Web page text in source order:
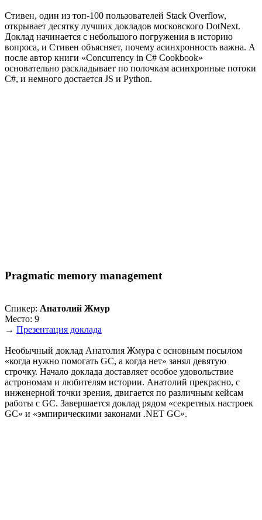
Стивен, один из топ-100 пользователей Stack Overflow,
открывает десятку лучших докладов московского DotNext.
Доклад начинается с небольшого погружения в историю
вопроса, и Стивен объясняет, почему асинхронность важна. А
после автор книги «Concurrency in C# Cookbook»
основательно раскладывает по полочкам асинхронные потоки
C#, и немного достается JS и Python.
Pragmatic memory management
Спикер: Анатолий Жмур
Место: 9
→ Презентация доклада
Необычный доклад Анатолия Жмура с основным посылом
«когда нужно помогать GC, а когда нет» занял девятую
строчку. Начало доклада доставляет особое удовольствие
астрономам и любителям истории. Анатолий прекрасно, с
инженерной точки зрения, двигается по различным кейсам
работы с GC. Завершается доклад рядом «секретных настроек
GC» и «эмпирическими законами .NET GC».